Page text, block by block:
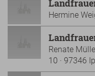
Hermine
Renate
10 · 97346